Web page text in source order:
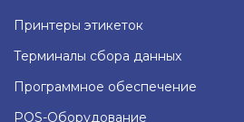
Принтеры этикеток
Терминалы сбора данных
Программное обеспечение
POS-Оборудование